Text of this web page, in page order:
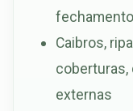
Caibros,
coberturas,
externas